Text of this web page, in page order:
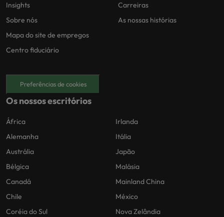
Insights
Sobre nós
Mapa do site de empregos
Centro fiduciário
Carreiras
As nossas histórias
Preferências de cookies
Os nossos escritórios
África
Alemanha
Austrália
Bélgica
Canadá
Chile
Coréia do Sul
Irlanda
Itália
Japão
Malásia
Mainland China
México
Nova Zelândia